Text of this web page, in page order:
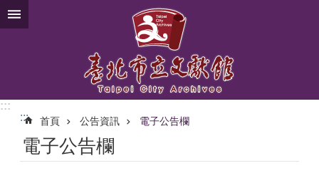
跳到主要內容區塊
:::
:::
首頁 公告資訊 電子公告欄
電子公告欄